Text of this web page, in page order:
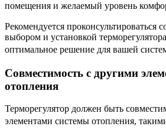
помещения и желаемый уровень
Рекомендуется проконсультироваться
выбором и установкой
оптимальное решение для вашей
Совместимость с другими
отопления
Терморегулятор должен быть
элементами системы отопления,